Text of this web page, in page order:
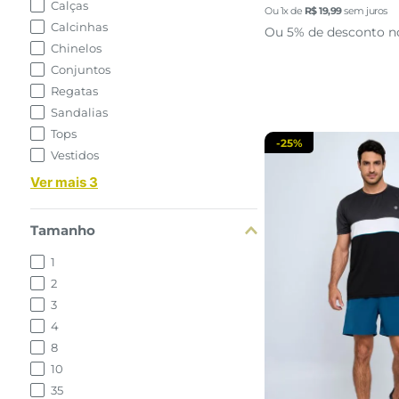
Calças
Calcinhas
Chinelos
Conjuntos
Regatas
Sandalias
Tops
Vestidos
Ver mais 3
Tamanho
1
2
3
4
8
10
35
Ou1x de R$19,99sem juros
Ou 5% de desconto
P
-25%